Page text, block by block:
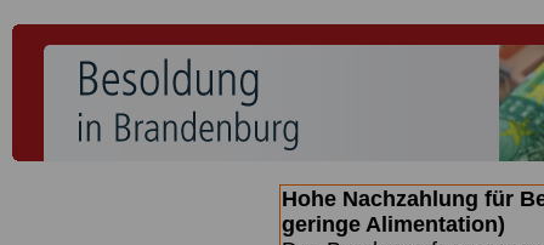
Hohe Nachzahlung für
geringe Alimentation)